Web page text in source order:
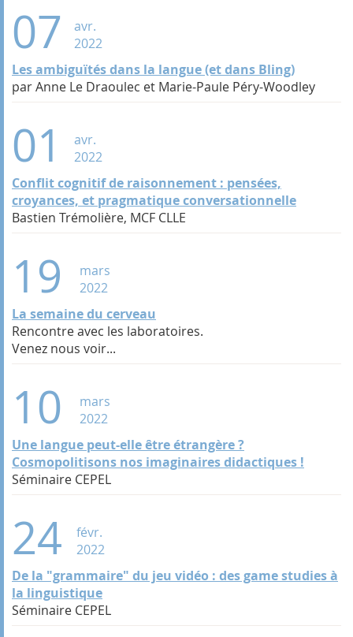
07
avr.
2022
Les ambiguïtés dans la langue (et dans Bling)
par Anne Le Draoulec et Marie-Paule Péry-Woodley
01
avr.
2022
Conflit cognitif de raisonnement : pensées,
croyances, et pragmatique conversationnelle
Bastien Trémolière, MCF CLLE
19
mars
2022
La semaine du cerveau
Rencontre avec les laboratoires.
Venez nous voir...
10
mars
2022
Une langue peut-elle être étrangère ?
Cosmopolitisons nos imaginaires didactiques !
Séminaire CEPEL
24
févr.
2022
De la "grammaire" du jeu vidéo : des game studies à
la linguistique
Séminaire CEPEL